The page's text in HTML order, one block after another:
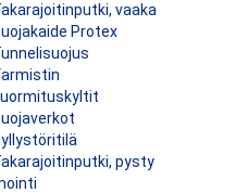
vaaka
Protex
pysty